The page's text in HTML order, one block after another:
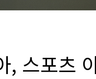
, 스포츠